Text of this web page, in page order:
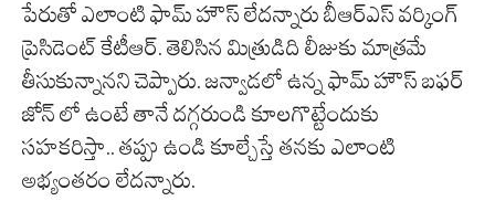
పేరుతో ఎలాంటి ఫామ్ హౌస్ లేదన్నారు బీఆర్ఎస్ వర్కింగ్
ప్రెసిడెంట్ కేటీఆర్. తెలిసిన మిత్రుడిది లీజుకు మాత్రమే
తీసుకున్నానని చెప్పారు. జన్వాడలో ఉన్న ఫామ్ హౌస్ బఫర్
జోన్ లో ఉంటే తానే దగ్గరుండి కూలగొట్టేందుకు
సహకరిస్తా.. తప్పు ఉండి కూల్చేస్తే తనకు ఎలాంటి
అభ్యంతరం లేదన్నారు.